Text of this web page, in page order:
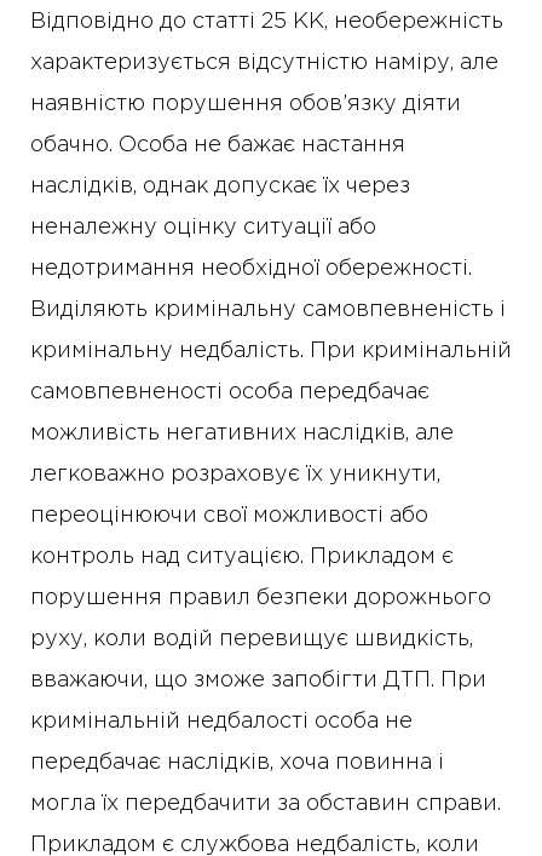
Відповідно до статті 25 КК, необережність
характеризується відсутністю наміру, але
наявністю порушення обов’язку діяти
обачно. Особа не бажає настання
наслідків, однак допускає їх через
неналежну оцінку ситуації або
недотримання необхідної обережності.
Виділяють кримінальну самовпевненість і
кримінальну недбалість. При кримінальній
самовпевненості особа передбачає
можливість негативних наслідків, але
легковажно розраховує їх уникнути,
переоцінюючи свої можливості або
контроль над ситуацією. Прикладом є
порушення правил безпеки дорожнього
руху, коли водій перевищує швидкість,
вважаючи, що зможе запобігти ДТП. При
кримінальній недбалості особа не
передбачає наслідків, хоча повинна і
могла їх передбачити за обставин справи.
Прикладом є службова недбалість, коли